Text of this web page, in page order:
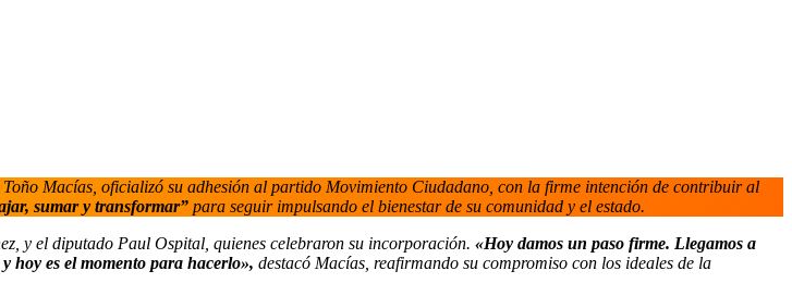
Macías, oficializó su adhesión al partido Movimiento Ciudadano, con la firme intención de contribuir al
sumar y transformar” para seguir impulsando el bienestar de su comunidad y el estado.
y el diputado Paul Ospital, quienes celebraron su incorporación. «Hoy damos un paso firme. Llegamos a
hoy es el momento para hacerlo», destacó Macías, reafirmando su compromiso con los ideales de la